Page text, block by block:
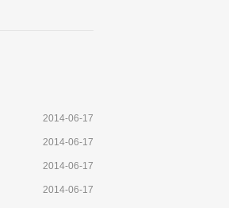
2014-06-17
2014-06-17
2014-06-17
2014-06-17